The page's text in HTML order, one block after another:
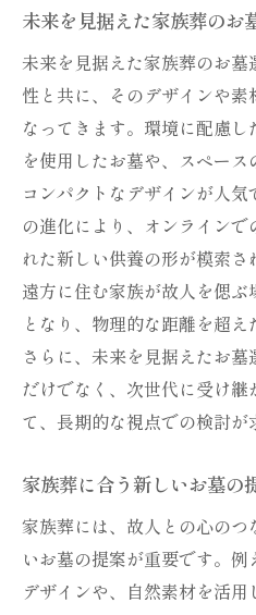
未来を見据えた家族葬のお
未来を見据えた家族葬のお
性と共に、そのデザインや素
なってきます。環境に配慮
を使用したお墓や、スペー
コンパクトなデザインが人
の進化により、オンライン
れた新しい供養の形が模索さ
遠方に住む家族が故人を偲
となり、物理的な距離を超え
さらに、未来を見据えたお
だけでなく、次世代に受け
て、長期的な視点での検討が
家族葬に合う新しいお墓の
家族葬には、故人との心の
いお墓の提案が重要です。
デザインや、自然素材を活